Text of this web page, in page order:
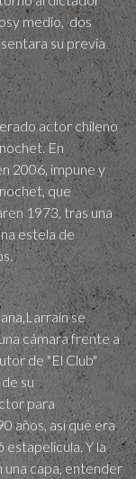
medio, dos
su previa
actor chileno
En
2006, impune y
que
1973, tras una
estela de
se
cámara frente a
de "El Club"
su
para
años, así que era
estapelícula. Y la
capa, entender